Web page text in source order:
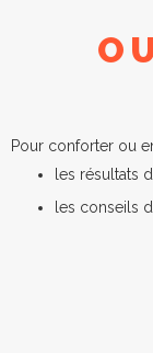
Pour conforter ou
les résultats
les conseils